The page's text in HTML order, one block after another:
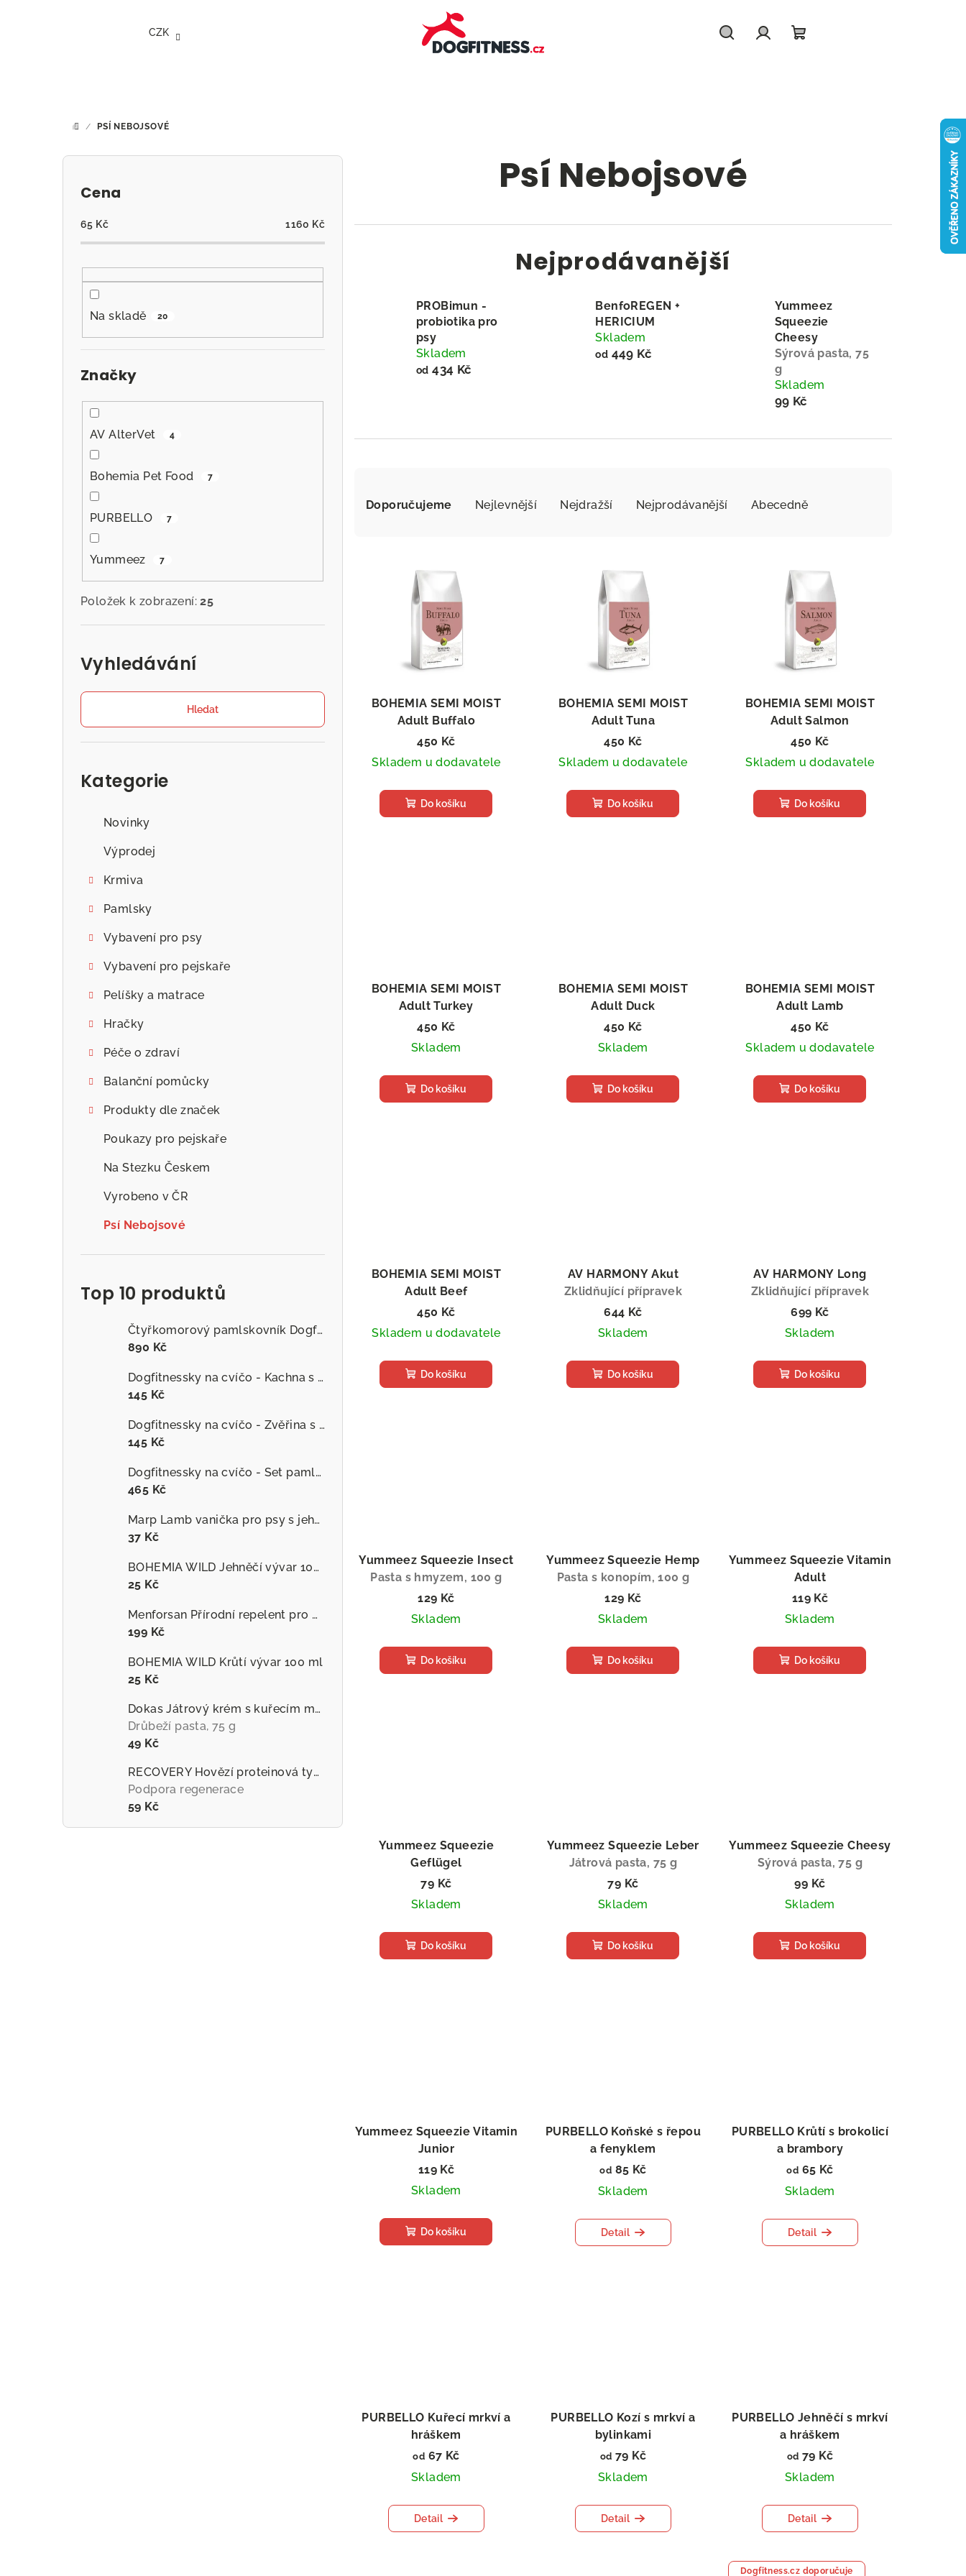
CZK
DOMŮ
/ PSÍ NEBOJSOVÉ
P
Cena
65 Kč 1160 Kč
Na skladě 20
Značky
AV AlterVet 4
Bohemia Pet Food 7
PURBELLO 7
Yummeez 7
Položek k zobrazení:25
Vyhledávání
Hledat
Kategorie
Novinky
Výprodej
Krmiva
Pamlsky
Vybavení pro psy
Vybavení pro pejskaře
Pelíšky a matrace
Hračky
Péče o zdraví
Balanční pomůcky
Produkty dle značek
Poukazy pro pejskaře
Na Stezku Českem
Vyrobeno v ČR
Psí Nebojsové
Top 10 produktů
Čtyřkomorový pamlskovník Dogfitness.cz
890 Kč
Dogfitnessky na cvíčo - Kachna s červenou řepou
145 Kč
Dogfitnessky na cvíčo - Zvěřina s jablky
145 Kč
Dogfitnessky na cvíčo - Set pamlsků
465 Kč
Marp Lamb vanička pro psy s jehněčím
37 Kč
BOHEMIA WILD Jehněčí vývar 100 ml
25 Kč
Menforsan Přírodní repelent pro psy proti hmyzu s extraktem z citronely
199 Kč
BOHEMIA WILD Krůtí vývar 100 ml
25 Kč
Dokas Játrový krém s kuřecím masem
Drůbeží pasta, 75 g
49 Kč
RECOVERY Hovězí proteinová tyčinka pro psy
Podpora regenerace
59 Kč
Psí Nebojsové
Nejprodávanější
PROBimun -
probiotika pro
psy
Skladem
od 434 Kč
BenfoREGEN +
HERICIUM
Skladem
od 449 Kč
Yummeez
Squeezie
Cheesy
Sýrová pasta, 75
g
Skladem
99 Kč
aDoporučujeme Nejlevnější Nejdražší Nejprodávanější Abecedně
BOHEMIA SEMI MOIST
Adult Buffalo
Poloměkké granule pro psy,
2 kg
450 Kč
Skladem u dodavatele
Do košíku
BOHEMIA SEMI MOIST
Adult Tuna
Poloměkké granule pro psy,
2 kg
450 Kč
Skladem u dodavatele
Do košíku
BOHEMIA SEMI MOIST
Adult Salmon
Poloměkké granule pro psy,
2 kg
450 Kč
Skladem u dodavatele
Do košíku
BOHEMIA SEMI MOIST
Adult Turkey
Poloměkké granule pro psy,
2 kg
450 Kč
Skladem
Do košíku
BOHEMIA SEMI MOIST
Adult Duck
Poloměkké granule pro psy,
2 kg
450 Kč
Skladem
Do košíku
BOHEMIA SEMI MOIST
Adult Lamb
Poloměkké granule pro psy,
2 kg
450 Kč
Skladem u dodavatele
Do košíku
BOHEMIA SEMI MOIST
Adult Beef
Poloměkké granule pro psy,
2 kg
450 Kč
Skladem u dodavatele
Do košíku
AV HARMONY Akut
Zklidňující přípravek
644 Kč
Skladem
Do košíku
AV HARMONY Long
Zklidňující přípravek
699 Kč
Skladem
Do košíku
Yummeez Squeezie Insect
Pasta s hmyzem, 100 g
129 Kč
Skladem
Do košíku
Yummeez Squeezie Hemp
Pasta s konopím, 100 g
129 Kč
Skladem
Do košíku
Yummeez Squeezie Vitamin
Adult
Vitamínová pasta, 100 g
119 Kč
Skladem
Do košíku
Yummeez Squeezie
Geflügel
Drůbeží pasta, 75 g
79 Kč
Skladem
Do košíku
Yummeez Squeezie Leber
Játrová pasta, 75 g
79 Kč
Skladem
Do košíku
Yummeez Squeezie Cheesy
Sýrová pasta, 75 g
99 Kč
Skladem
Do košíku
Yummeez Squeezie Vitamin
Junior
Vitamínová pasta, 100 g
119 Kč
Skladem
Do košíku
PURBELLO Koňské s řepou
a fenyklem
Salám pro psy
od 85 Kč
Skladem
Detail
PURBELLO Krůtí s brokolicí
a brambory
Salám pro psy
od 65 Kč
Skladem
Detail
PURBELLO Kuřecí mrkví a
hráškem
Salám pro psy
od 67 Kč
Skladem
Detail
PURBELLO Kozí s mrkví a
bylinkami
Salám pro psy
od 79 Kč
Skladem
Detail
PURBELLO Jehněčí s mrkví
a hráškem
Salám pro psy
od 79 Kč
Skladem
Detail
Dogfitness.cz doporučuje